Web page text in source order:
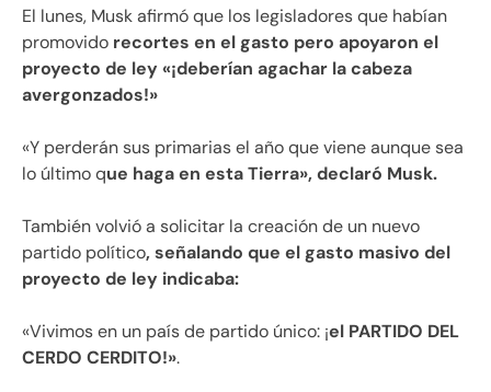
El lunes, Musk afirmó que los legisladores que habían
promovido recortes en el gasto pero apoyaron el
proyecto de ley «¡deberían agachar la cabeza
avergonzados!»
«Y perderán sus primarias el año que viene aunque sea
lo último que haga en esta Tierra», declaró Musk.
También volvió a solicitar la creación de un nuevo
partido político, señalando que el gasto masivo del
proyecto de ley indicaba:
«Vivimos en un país de partido único: ¡el PARTIDO DEL
CERDO CERDITO!».